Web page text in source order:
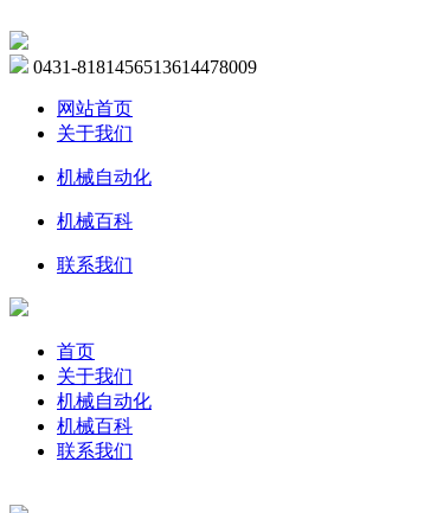
0431-8181456513614478009
网站首页
关于我们
机械自动化
机械百科
联系我们
首页
关于我们
机械自动化
机械百科
联系我们